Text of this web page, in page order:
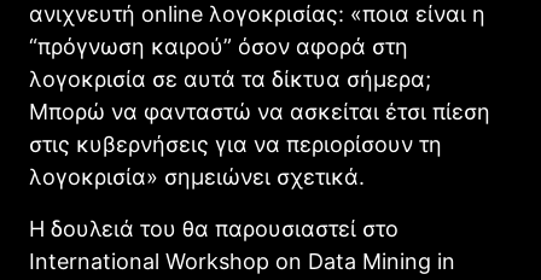
ανιχνευτή online λογοκρισίας: «ποια είναι η
“πρόγνωση καιρού” όσον αφορά στη
λογοκρισία σε αυτά τα δίκτυα σήμερα;
Μπορώ να φανταστώ να ασκείται έτσι πίεση
στις κυβερνήσεις για να περιορίσουν τη
λογοκρισία» σημειώνει σχετικά.
Η δουλειά του θα παρουσιαστεί στο
International Workshop on Data Mining in